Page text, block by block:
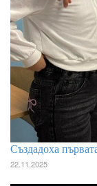
Създадоха
22.11.2025